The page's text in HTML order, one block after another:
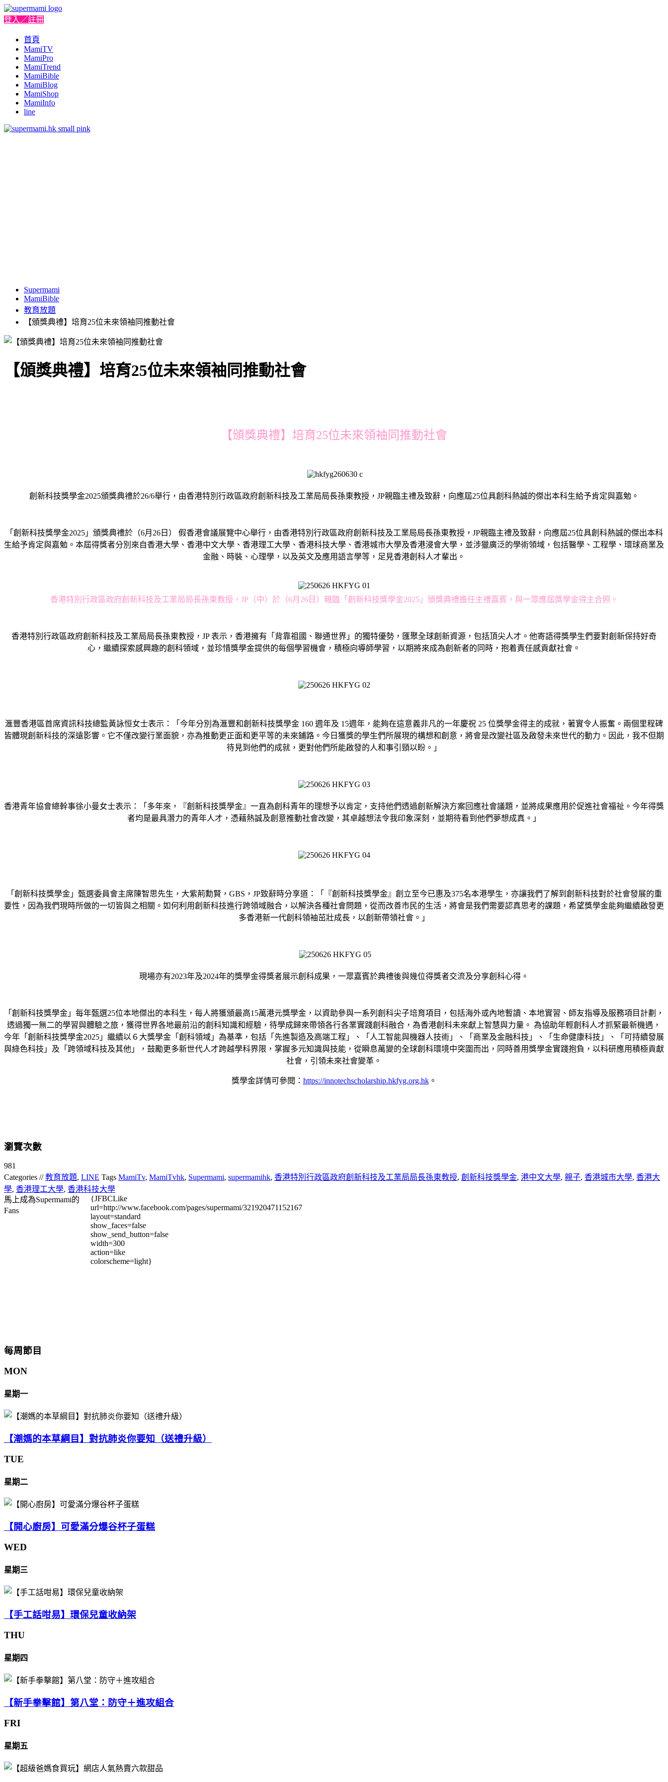
登入／註冊
首頁
MamiTV
MamiPro
MamiTrend
MamiBible
MamiBlog
MamiShop
MamiInfo
line
Supermami
MamiBible
教育放題
【頒獎典禮】培育25位未來領袖同推動社會
【頒獎典禮】培育25位未來領袖同推動社會
【頒獎典禮】培育25位未來領袖同推動社會
創新科技獎學金2025頒獎典禮於26/6舉⾏，由⾹港特別行政區政府創新科技及工業局局長孫東教授，JP親臨主禮及致辭，向應屆25位具創科熱誠的傑出本科生給予肯定與嘉勉。
「創新科技獎學金2025」頒獎典禮於（6月26日） 假⾹港會議展覽中心舉⾏，由⾹港特別行政區政府創新科技及工業局局長孫東教授，JP親臨主禮及致辭，向應屆25位具創科熱誠的傑出本科
生給予肯定與嘉勉。本屆得獎者分別來自香港大學、香港中文大學、香港理工大學、香港科技大學、香港城市大學及香港浸會大學，並涉獵廣泛的學術領域，包括醫學、工程學、環球商業及
金融、時裝、心理學，以及英文及應用語言學等，足見香港創科人才輩出。
⾹港特別行政區政府創新科技及工業局局長孫東教授，JP（中）於（6月26日）親臨「創新科技獎學金2025」頒獎典禮擔任主禮嘉賓，與一眾應屆獎學金得主合照。
⾹港特別行政區政府創新科技及工業局局長孫東教授，JP 表示，香港擁有「背靠祖國、聯通世界」的獨特優勢，匯聚全球創新資源，包括頂尖人才。他寄語得獎學生們要對創新保持好奇
心，繼續探索感興趣的創科領域，並珍惜獎學金提供的每個學習機會，積極向導師學習，以期將來成為創新者的同時，抱着責任感貢獻社會。
滙豐香港區首席資訊科技總監黃詠恒女士表示：「今年分別為滙豐和創新科技獎學金 160 週年及 15週年，能夠在這意義非凡的一年慶祝 25 位獎學金得主的成就，著實令人振奮。兩個里程碑
皆體現創新科技的深遠影響。它不僅改變⾏業面貌，亦為推動更正面和更平等的未來鋪路。今日獲獎的學生們所展現的構想和創意，將會是改變社區及啟發未來世代的動力。因此，我不但期
待見到他們的成就，更對他們所能啟發的人和事引頸以盼。」
香港青年協會總幹事徐小曼女士表示：「多年來，『創新科技獎學金』一直為創科青年的理想予以肯定，支持他們透過創新解決方案回應社會議題，並將成果應用於促進社會福祉。今年得獎
者均是最具潛力的青年人才，憑藉熱誠及創意推動社會改變，其卓越想法令我印象深刻，並期待看到他們夢想成真。」
「創新科技獎學金」甄選委員會主席陳智思先生，大紫荊勳賢，GBS，JP致辭時分享道：「『創新科技獎學金』創立至今已惠及375名本港學生，亦讓我們了解到創新科技對於社會發展的重
要性，因為我們現時所做的一切皆與之相關。如何利用創新科技進行跨領域融合，以解決各種社會問題，從而改善市民的生活，將會是我們需要認真思考的課題，希望獎學金能夠繼續啟發更
多香港新一代創科領袖茁壯成長，以創新帶領社會。」
現場亦有2023年及2024年的獎學金得獎者展示創科成果，一眾嘉賓於典禮後與幾位得獎者交流及分享創科心得。
「創新科技獎學金」每年甄選25位本地傑出的本科生，每人將獲頒最高15萬港元獎學金，以資助參與一系列創科尖子培育項目，包括海外或內地暫讀、本地實習、師友指導及服務項目計劃，
透過獨一無二的學習與體驗之旅，獲得世界各地最前沿的創科知識和經驗，待學成歸來帶領各⾏各業實踐創科融合，為香港創科未來獻上智慧與力量。 為協助年輕創科人才抓緊最新機遇，
今年「創新科技獎學金2025」繼續以６大獎學金「創科領域」為基準，包括「先進製造及高端工程」、「人工智能與機器人技術」、「商業及金融科技」、「生命健康科技」、「可持續發展
與綠色科技」及「跨領域科技及其他」，鼓勵更多新世代人才跨越學科界限，掌握多元知識與技能，從瞬息萬變的全球創科環境中突圍而出，同時善用獎學金實踐抱負，以科研應用積極貢獻
社會，引領未來社會變革。
獎學金詳情可參閱： https://innotechscholarship.hkfyg.org.hk。
瀏覽次數
981
Categories //教育放題, LINE Tags MamiTv, MamiTvhk, Supermami, supermamihk, ⾹港特別行政區政府創新科技及工業局局長孫東教授, 創新科技獎學金, 港中文大學, 親子, 香港城市大學, 香港大
學, 香港理工大學, 香港科技大學
馬上成為Supermami的
Fans
{JFBCLike
url=http://www.facebook.com/pages/supermami/321920471152167
layout=standard
show_faces=false
show_send_button=false
width=300
action=like
colorscheme=light}
每周節目
MON
星期一
【潮媽的本草綱目】對抗肺炎你要知（送禮升級）
TUE
星期二
【開心廚房】可愛滿分爆谷杯子蛋糕
WED
星期三
【手工話咁易】環保兒童收納架
THU
星期四
【新手拳擊館】第八堂：防守＋進攻組合
FRI
星期五